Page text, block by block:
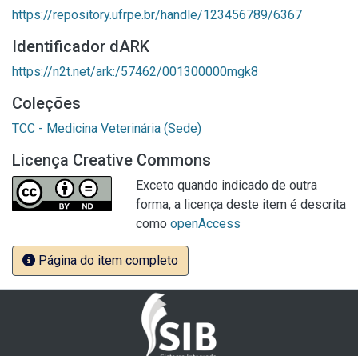
https://repository.ufrpe.br/handle/123456789/6367
Identificador dARK
https://n2t.net/ark:/57462/001300000mgk8
Coleções
TCC - Medicina Veterinária (Sede)
Licença Creative Commons
Exceto quando indicado de outra
forma, a licença deste item é descrita
como openAccess
Página do item completo